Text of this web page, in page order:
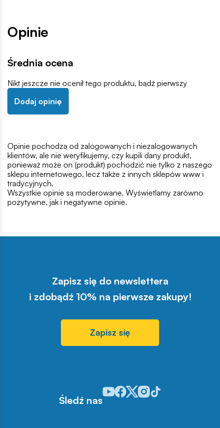
Opinie
Średnia ocena
Nikt jeszcze nie ocenił tego produktu, bądź pierwszy
Dodaj opinię
Opinie pochodzą od zalogowanych i niezalogowanych
klientów, ale nie weryfikujemy, czy kupili dany produkt,
ponieważ może on (produkt) pochodzić nie tylko z naszego
sklepu internetowego, lecz także z innych sklepów www i
tradycyjnych.
Wszystkie opinie są moderowane. Wyświetlamy zarówno
pozytywne, jak i negatywne opinie.
Zapisz się do newslettera
i zdobądź 10% na pierwsze zakupy!
Zapisz się
Śledź nas
Odwiedź nasz profil w serwisie
Odwiedź nasz profil w serwisie
Odwiedź nasz profil w
Odwiedź nasz profil w
Odwiedź nasz profil